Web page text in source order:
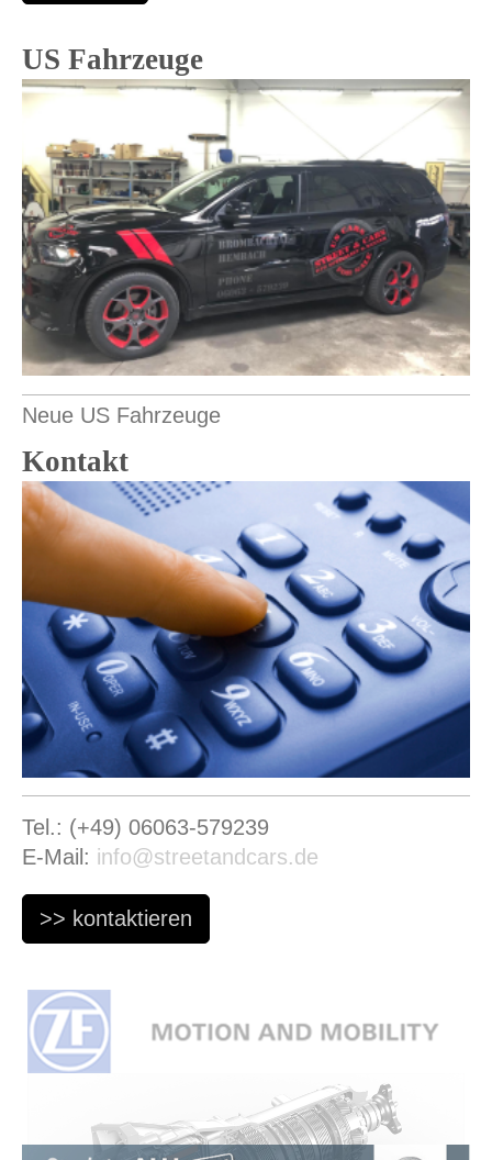
US Fahrzeuge
Neue US Fahrzeuge
Kontakt
Tel.: (+49) 06063-579239
E-Mail: info@streetandcars.de
>> kontaktieren